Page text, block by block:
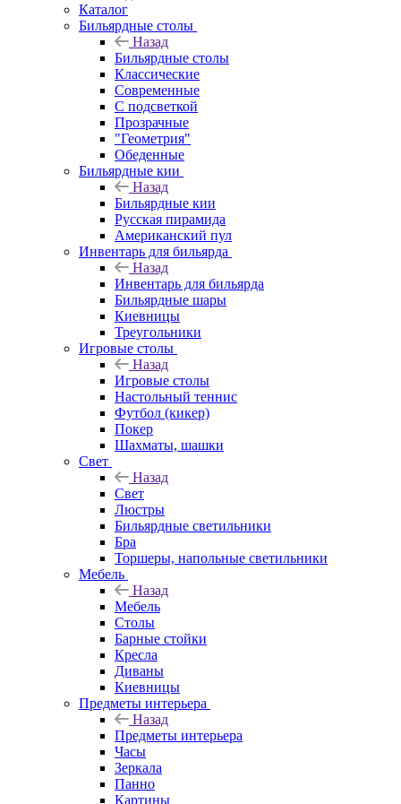
Каталог
Бильярдные столы
Назад
Бильярдные столы
Классические
Современные
С подсветкой
Прозрачные
"Геометрия"
Обеденные
Бильярдные кии
Назад
Бильярдные кии
Русская пирамида
Американский пул
Инвентарь для бильярда
Назад
Инвентарь для бильярда
Бильярдные шары
Киевницы
Треугольники
Игровые столы
Назад
Игровые столы
Настольный теннис
Футбол (кикер)
Покер
Шахматы, шашки
Свет
Назад
Свет
Люстры
Бильярдные светильники
Бра
Торшеры, напольные светильники
Мебель
Назад
Мебель
Столы
Барные стойки
Кресла
Диваны
Киевницы
Предметы интерьера
Назад
Предметы интерьера
Часы
Зеркала
Панно
Картины